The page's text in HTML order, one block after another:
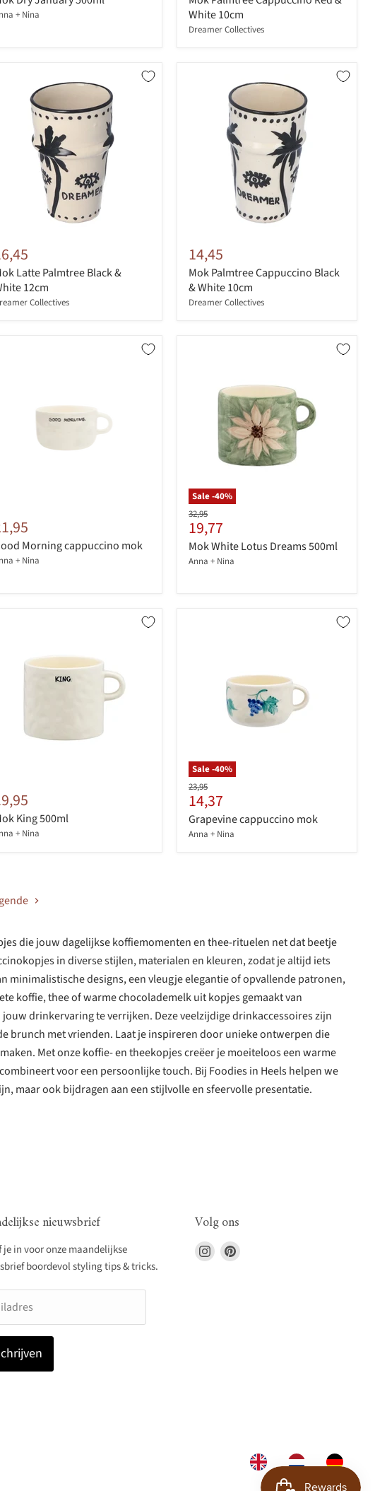
+ Nina
White 10cm
Dreamer Collectives
Latte Palmtree Black &
12cm
Collectives
14,45
Mok Palmtree Cappuccino Black
& White 10cm
Dreamer Collectives
Morning cappuccino mok
+ Nina
Sale -40%
Originele
prijs
32,95
Huidige
prijs
19,77
Mok White Lotus Dreams 500ml
Anna + Nina
King 500ml
+ Nina
Sale -40%
Originele
prijs
23,95
Huidige
prijs
14,37
Grapevine cappuccino mok
Anna + Nina
die jouw dagelijkse koffiemomenten en thee-rituelen net dat beetje
in diverse stijlen, materialen en kleuren, zodat je altijd iets
designs, een vleugje elegantie of opvallende patronen,
koffie, thee of warme chocolademelk uit kopjes gemaakt van
drinkervaring te verrijken. Deze veelzijdige drinkaccessoires zijn
brunch met vrienden. Laat je inspireren door unieke ontwerpen die
Met onze koffie- en theekopjes creëer je moeiteloos een warme
voor een persoonlijke touch. Bij Foodies in Heels helpen we
maar ook bijdragen aan een stijlvolle en sfeervolle presentatie.
nieuwsbrief
je in voor onze maandelijkse
boordevol styling tips & tricks.
Volg ons
Vind
ons
Vind